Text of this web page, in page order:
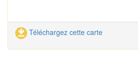
Téléchargez cette carte